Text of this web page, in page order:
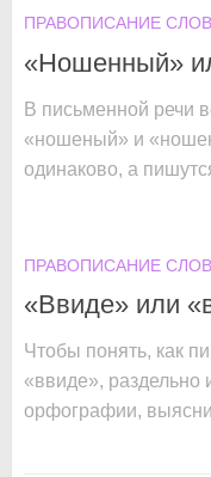
ПРАВОПИСАНИЕ СЛОВ
«Ношенный»
В письменной речи
«ношеный» и
одинаково, а
ПРАВОПИСАНИЕ СЛОВ
«Ввиде» или
Чтобы понять, как
«ввиде», раздельно
орфографии,